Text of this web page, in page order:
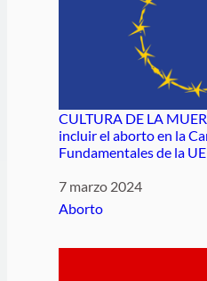
CULTURA DE LA
incluir el aborto en la
Fundamentales de la UE
Fecha
7 marzo 2024
Respecto a
Aborto